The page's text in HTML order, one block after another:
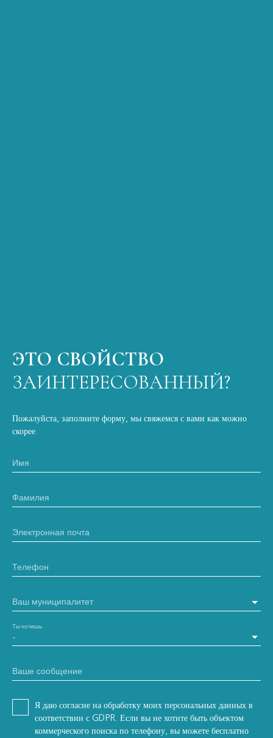
ЭТО СВОЙСТВО
ЗАИНТЕРЕСОВАННЫЙ?
Пожалуйста, заполните форму, мы свяжемся с вами как можно
скорее.
Имя
Фамилия
Электронная почта
Телефон
Ваш муниципалитет
-
Ты хочешь
Ваше сообщение
Я даю согласие на обработку моих персональных данных в
соответствии с GDPR. Если вы не хотите быть объектом
коммерческого поиска по телефону, вы можете бесплатно